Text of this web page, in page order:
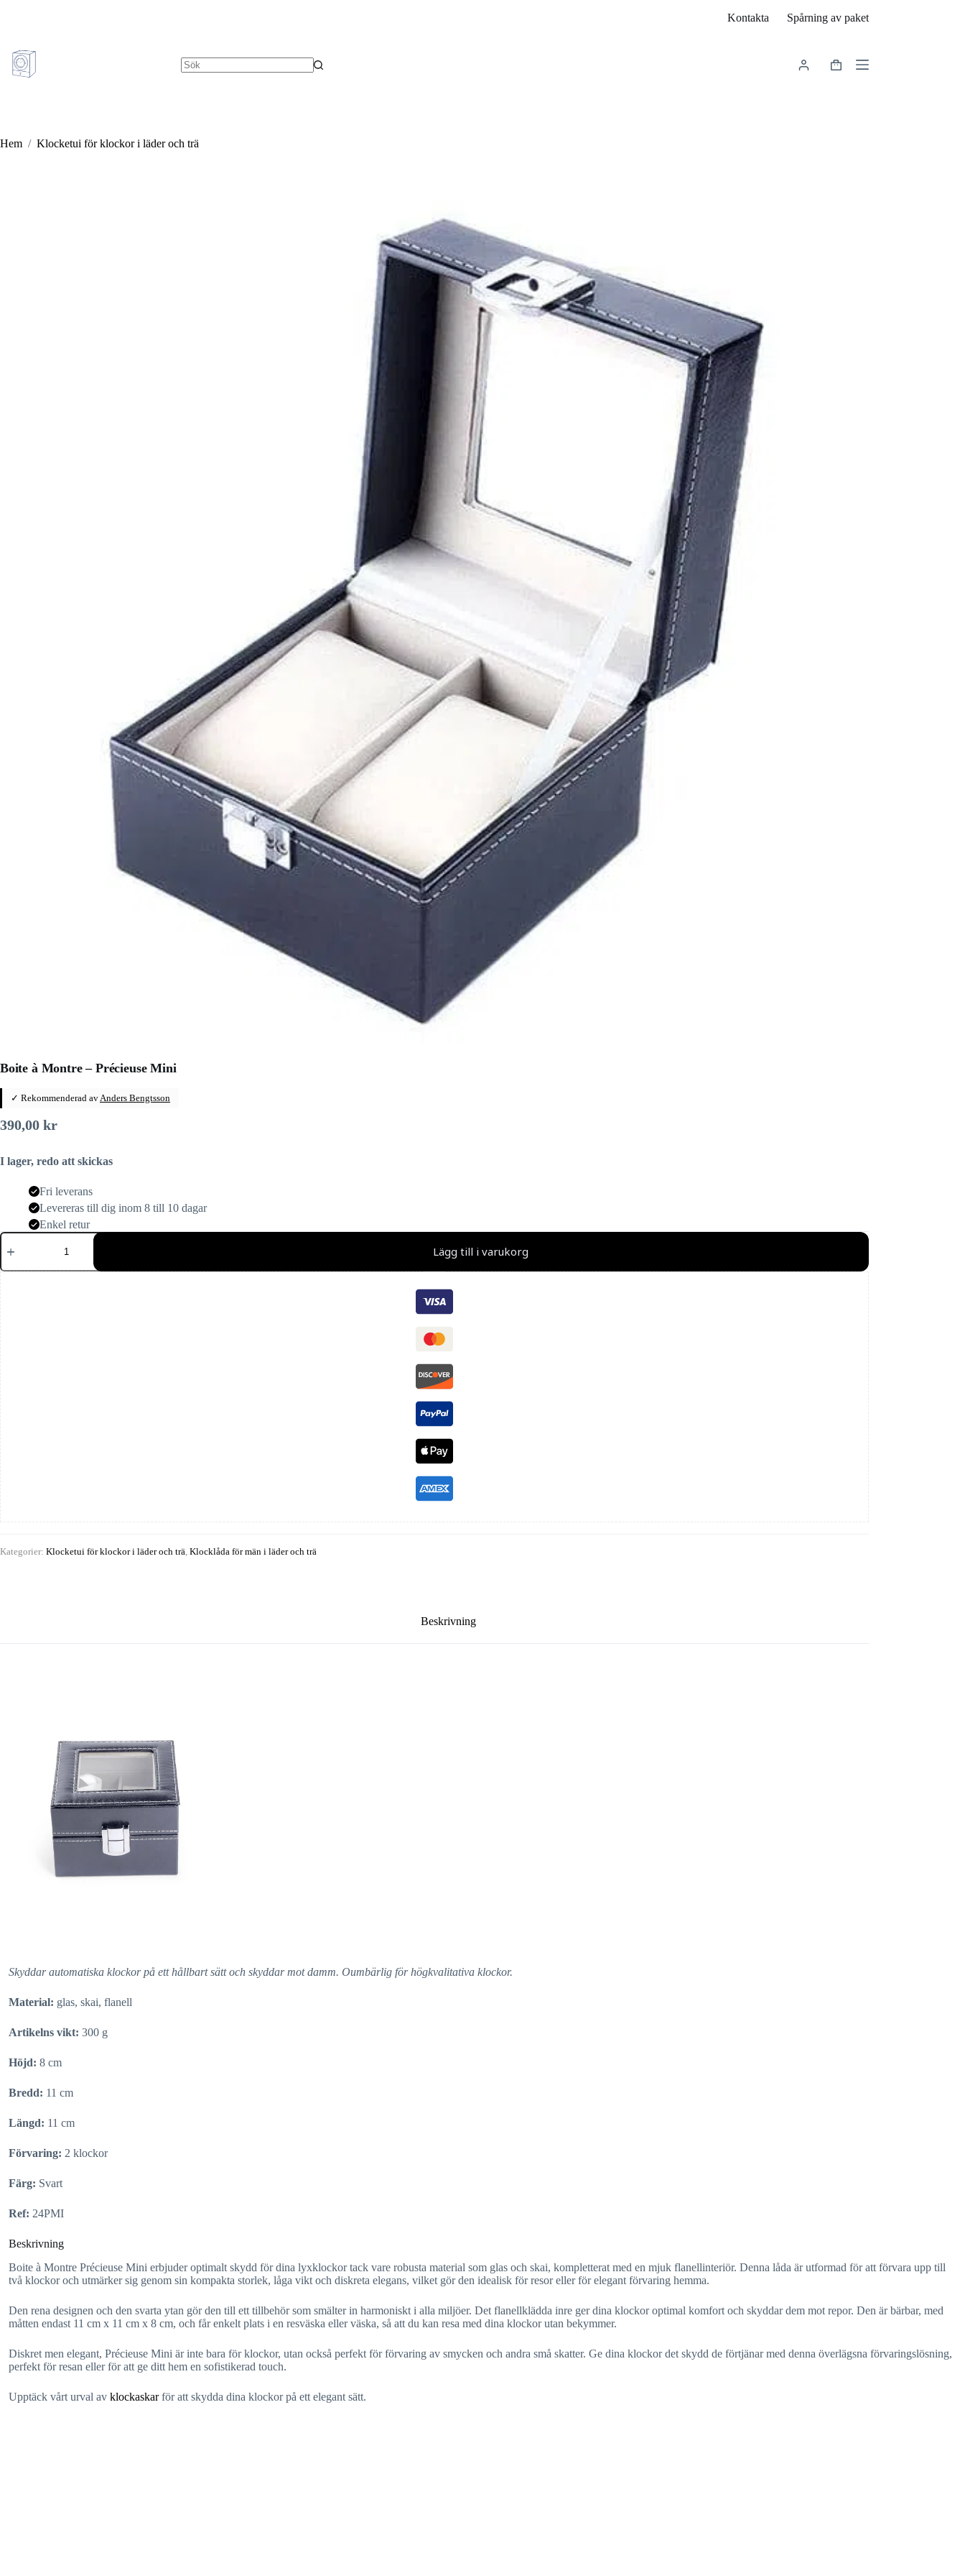
Kontakta Spårning av paket
Varukorg
Hem / Klocketui för klockor i läder och trä
Boite à Montre – Précieuse Mini
✓ Rekommenderad av Anders Bengtsson
390,00 kr
I lager, redo att skickas
Fri leverans
Levereras till dig inom 8 till 10 dagar
Enkel retur
Boite
-
Précieuse
Mini
mängd
Lägg till i varukorg
Kategorier: Klocketui för klockor i läder och trä Klocklåda för män i läder och trä
Beskrivning
Skyddar automatiska klockor på ett hållbart sätt och skyddar mot damm. Oumbärlig för högkvalitativa klockor.
Material: glas, skai, flanell
Artikelns vikt: 300 g
Höjd: 8 cm
Bredd: 11 cm
Längd: 11 cm
Förvaring: 2 klockor
Färg: Svart
Ref: 24PMI
Beskrivning
Boite à Montre Précieuse Mini erbjuder optimalt skydd för dina lyxklockor tack vare robusta material som glas och skai, kompletterat med en mjuk flanellinteriör. Denna låda är utformad för att förvara upp till
två klockor och utmärker sig genom sin kompakta storlek, låga vikt och diskreta elegans, vilket gör den idealisk för resor eller för elegant förvaring hemma.
Den rena designen och den svarta ytan gör den till ett tillbehör som smälter in harmoniskt i alla miljöer. Det flanellklädda inre ger dina klockor optimal komfort och skyddar dem mot repor. Den är bärbar, med
måtten endast 11 cm x 11 cm x 8 cm, och får enkelt plats i en resväska eller väska, så att du kan resa med dina klockor utan bekymmer.
Diskret men elegant, Précieuse Mini är inte bara för klockor, utan också perfekt för förvaring av smycken och andra små skatter. Ge dina klockor det skydd de förtjänar med denna överlägsna förvaringslösning,
perfekt för resan eller för att ge ditt hem en sofistikerad touch.
Upptäck vårt urval av klockaskarför att skydda dina klockor på ett elegant sätt.